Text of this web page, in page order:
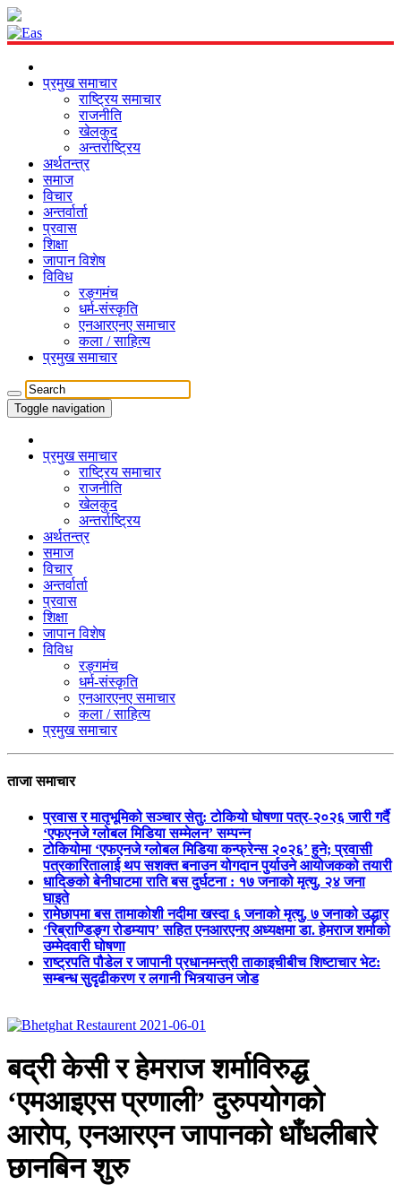
प्रमुख समाचार
राष्ट्रिय समाचार
राजनीति
खेलकुद
अन्तर्राष्ट्रिय
अर्थतन्त्र
समाज
विचार
अन्तर्वार्ता
प्रवास
शिक्षा
जापान विशेष
विविध
रङ्गमंच
धर्म-संस्कृति
एनआरएनए समाचार
कला / साहित्य
प्रमुख समाचार
Toggle navigation
प्रमुख समाचार
राष्ट्रिय समाचार
राजनीति
खेलकुद
अन्तर्राष्ट्रिय
अर्थतन्त्र
समाज
विचार
अन्तर्वार्ता
प्रवास
शिक्षा
जापान विशेष
विविध
रङ्गमंच
धर्म-संस्कृति
एनआरएनए समाचार
कला / साहित्य
प्रमुख समाचार
ताजा समाचार
प्रवास र मातृभूमिको सञ्चार सेतु: टोकियो घोषणा पत्र-२०२६ जारी गर्दै
‘एफएनजे ग्लोबल मिडिया सम्मेलन’ सम्पन्न
टोकियोमा ‘एफएनजे ग्लोबल मिडिया कन्फ्रेन्स २०२६’ हुने; प्रवासी
पत्रकारितालाई थप सशक्त बनाउन योगदान पुर्याउने आयोजकको तयारी
धादिङको बेनीघाटमा राति बस दुर्घटना : १७ जनाको मृत्यु, २४ जना
घाइते
रामेछापमा बस तामाकोशी नदीमा खस्दा ६ जनाको मृत्यु, ७ जनाको उद्धार
‘रिब्राण्डिङ्ग रोडम्याप’ सहित एनआरएनए अध्यक्षमा डा. हेमराज शर्माको
उम्मेदवारी घोषणा
राष्ट्रपति पौडेल र जापानी प्रधानमन्त्री ताकाइचीबीच शिष्टाचार भेट:
सम्बन्ध सुदृढीकरण र लगानी भित्र्याउन जोड
बद्री केसी र हेमराज शर्माविरुद्ध
‘एमआइएस प्रणाली’ दुरुपयोगको
आरोप, एनआरएन जापानको धाँधलीबारे
छानबिन शुरु